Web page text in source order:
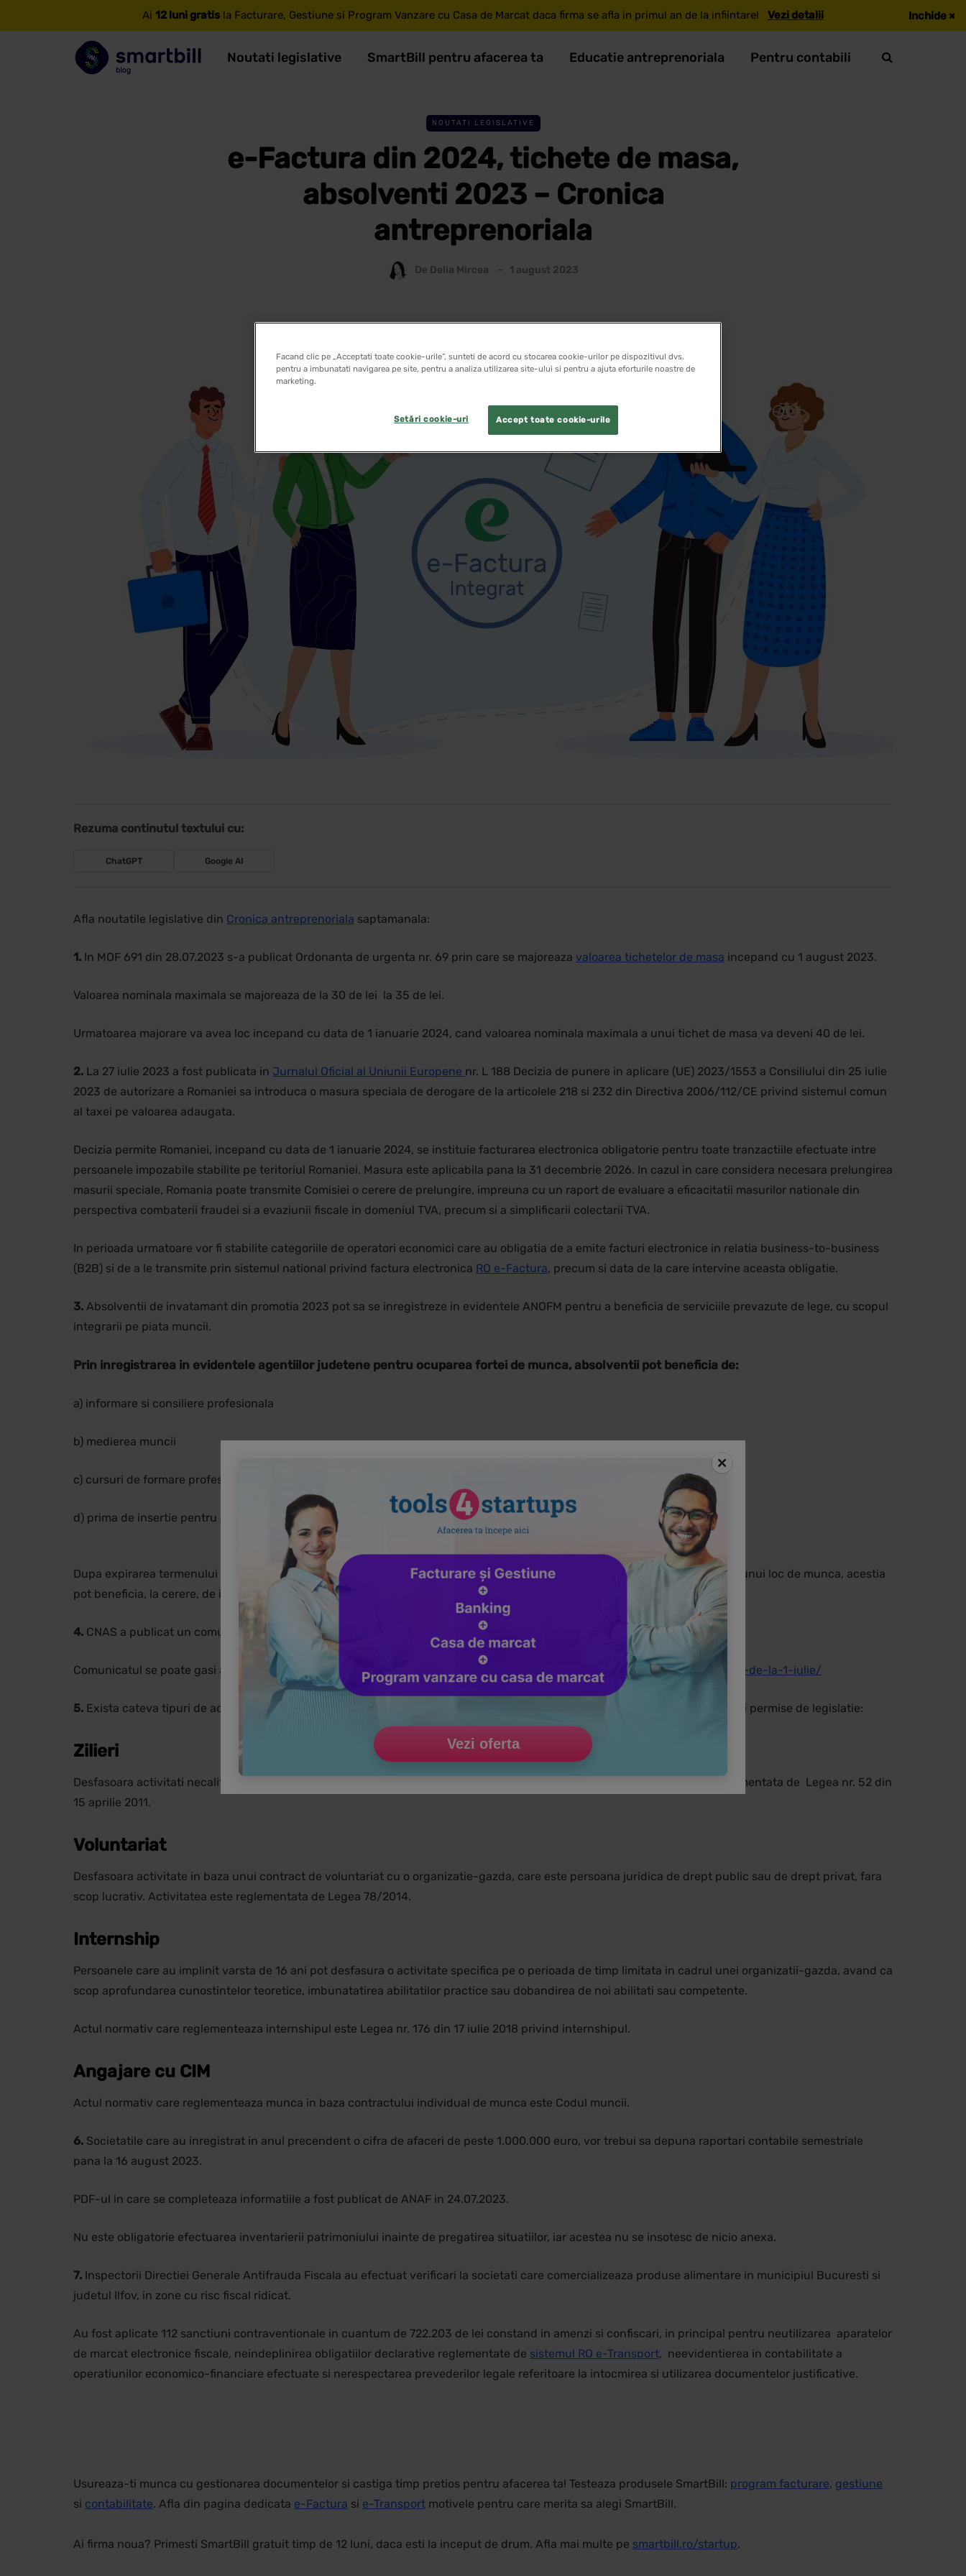
Ai 12 luni gratis la Facturare, Gestiune si Program Vanzare cu Casa de Marcat daca firma se afla in primul an de la infiintare! Vezi detalii Inchide ×
Noutati legislative SmartBill pentru afacerea ta Educatie antreprenoriala Pentru contabili
NOUTATI LEGISLATIVE
e-Factura din 2024, tichete de masa,
absolventi 2023 – Cronica
antreprenoriala
De Delia Mircea 1 august 2023
Rezuma continutul textului cu:
ChatGPT Google AI
Afla noutatile legislative din Cronica antreprenoriala saptamanala:
1. In MOF 691 din 28.07.2023 s-a publicat Ordonanta de urgenta nr. 69 prin care se majoreaza valoarea tichetelor de masa incepand cu 1 august 2023.
Valoarea nominala maximala se majoreaza de la 30 de lei la 35 de lei.
Urmatoarea majorare va avea loc incepand cu data de 1 ianuarie 2024, cand valoarea nominala maximala a unui tichet de masa va deveni 40 de lei.
2. La 27 iulie 2023 a fost publicata in Jurnalul Oficial al Uniunii Europene nr. L 188 Decizia de punere in aplicare (UE) 2023/1553 a Consiliului din 25 iulie
2023 de autorizare a Romaniei sa introduca o masura speciala de derogare de la articolele 218 si 232 din Directiva 2006/112/CE privind sistemul comun
al taxei pe valoarea adaugata.
Decizia permite Romaniei, incepand cu data de 1 ianuarie 2024, se instituie facturarea electronica obligatorie pentru toate tranzactiile efectuate intre
persoanele impozabile stabilite pe teritoriul Romaniei. Masura este aplicabila pana la 31 decembrie 2026. In cazul in care considera necesara prelungirea
masurii speciale, Romania poate transmite Comisiei o cerere de prelungire, impreuna cu un raport de evaluare a eficacitatii masurilor nationale din
perspectiva combaterii fraudei si a evaziunii fiscale in domeniul TVA, precum si a simplificarii colectarii TVA.
In perioada urmatoare vor fi stabilite categoriile de operatori economici care au obligatia de a emite facturi electronice in relatia business-to-business
(B2B) si de a le transmite prin sistemul national privind factura electronica RO e-Factura, precum si data de la care intervine aceasta obligatie.
3. Absolventii de invatamant din promotia 2023 pot sa se inregistreze in evidentele ANOFM pentru a beneficia de serviciile prevazute de lege, cu scopul
integrarii pe piata muncii.
Prin inregistrarea in evidentele agentiilor judetene pentru ocuparea fortei de munca, absolventii pot beneficia de:
a) informare si consiliere profesionala
b) medierea muncii
c) cursuri de formare profesionala
d) prima de insertie pentru absolventii care se angajeaza cu norma intreaga pentru o perioada mai mare de 12 luni.
Dupa expirarea termenului de 60 de zile de la absolvire, in cazul in care absolventii s-au inregistrat ca persoana in cautarea unui loc de munca, acestia
pot beneficia, la cerere, de indemnizatie de somaj in cuantum de 50% din valoarea ISR in vigoare, pentru o perioada de 6 luni.
4. CNAS a publicat un comunicat cu privire la serviciile medicale care pot fi acordate incepand cu 1 iulie 2023 gravidelor.
Comunicatul se poate gasi aici: https://cnas.ro/2023/07/24/comunicat-serviciile-medicale-care-pot-fi-acordate-gravidelor-de-la-1-iulie/
5. Exista cateva tipuri de activitati in care se pot implica persoanele fizice, unele remunerate, altele nu. Iata cateva posibilitati permise de legislatie:
Zilieri
Desfasoara activitati necalificate cu caracter ocazional, pentru un beneficiar contra unei remuneratii. Activitatea este reglementata de Legea nr. 52 din
15 aprilie 2011.
Voluntariat
Desfasoara activitate in baza unui contract de voluntariat cu o organizatie-gazda, care este persoana juridica de drept public sau de drept privat, fara
scop lucrativ. Activitatea este reglementata de Legea 78/2014.
Internship
Persoanele care au implinit varsta de 16 ani pot desfasura o activitate specifica pe o perioada de timp limitata in cadrul unei organizatii-gazda, avand ca
scop aprofundarea cunostintelor teoretice, imbunatatirea abilitatilor practice sau dobandirea de noi abilitati sau competente.
Actul normativ care reglementeaza internshipul este Legea nr. 176 din 17 iulie 2018 privind internshipul.
Angajare cu CIM
Actul normativ care reglementeaza munca in baza contractului individual de munca este Codul muncii.
6. Societatile care au inregistrat in anul precendent o cifra de afaceri de peste 1.000.000 euro, vor trebui sa depuna raportari contabile semestriale
pana la 16 august 2023.
PDF-ul in care se completeaza informatiile a fost publicat de ANAF in 24.07.2023.
Nu este obligatorie efectuarea inventarierii patrimoniului inainte de pregatirea situatiilor, iar acestea nu se insotesc de nicio anexa.
7. Inspectorii Directiei Generale Antifrauda Fiscala au efectuat verificari la societati care comercializeaza produse alimentare in municipiul Bucuresti si
judetul Ilfov, in zone cu risc fiscal ridicat.
Au fost aplicate 112 sanctiuni contraventionale in cuantum de 722.203 de lei constand in amenzi si confiscari, in principal pentru neutilizarea aparatelor
de marcat electronice fiscale, neindeplinirea obligatiilor declarative reglementate de sistemul RO e-Transport, neevidentierea in contabilitate a
operatiunilor economico-financiare efectuate si nerespectarea prevederilor legale referitoare la intocmirea si utilizarea documentelor justificative.
Usureaza-ti munca cu gestionarea documentelor si castiga timp pretios pentru afacerea ta! Testeaza produsele SmartBill: program facturare, gestiune
si contabilitate. Afla din pagina dedicata e-Factura si e-Transport motivele pentru care merita sa alegi SmartBill.
Ai firma noua? Primesti SmartBill gratuit timp de 12 luni, daca esti la inceput de drum. Afla mai multe pe smartbill.ro/startup.
Vezi oferta
Facand clic pe „Acceptati toate cookie-urile”, sunteti de acord cu stocarea cookie-urilor pe dispozitivul dvs.
pentru a imbunatati navigarea pe site, pentru a analiza utilizarea site-ului si pentru a ajuta eforturile noastre de
marketing.
Accept toate cookie-urile
Setări cookie-uri